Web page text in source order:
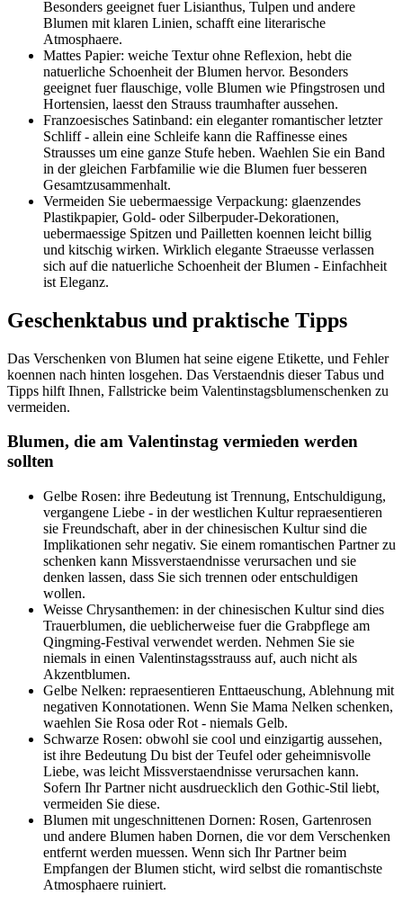
Besonders geeignet fuer Lisianthus, Tulpen und andere
Blumen mit klaren Linien, schafft eine literarische
Atmosphaere.
Mattes Papier: weiche Textur ohne Reflexion, hebt die
natuerliche Schoenheit der Blumen hervor. Besonders
geeignet fuer flauschige, volle Blumen wie Pfingstrosen und
Hortensien, laesst den Strauss traumhafter aussehen.
Franzoesisches Satinband: ein eleganter romantischer letzter
Schliff - allein eine Schleife kann die Raffinesse eines
Strausses um eine ganze Stufe heben. Waehlen Sie ein Band
in der gleichen Farbfamilie wie die Blumen fuer besseren
Gesamtzusammenhalt.
Vermeiden Sie uebermaessige Verpackung: glaenzendes
Plastikpapier, Gold- oder Silberpuder-Dekorationen,
uebermaessige Spitzen und Pailletten koennen leicht billig
und kitschig wirken. Wirklich elegante Straeusse verlassen
sich auf die natuerliche Schoenheit der Blumen - Einfachheit
ist Eleganz.
Geschenktabus und praktische Tipps
Das Verschenken von Blumen hat seine eigene Etikette, und Fehler
koennen nach hinten losgehen. Das Verstaendnis dieser Tabus und
Tipps hilft Ihnen, Fallstricke beim Valentinstagsblumenschenken zu
vermeiden.
Blumen, die am Valentinstag vermieden werden
sollten
Gelbe Rosen: ihre Bedeutung ist Trennung, Entschuldigung,
vergangene Liebe - in der westlichen Kultur repraesentieren
sie Freundschaft, aber in der chinesischen Kultur sind die
Implikationen sehr negativ. Sie einem romantischen Partner zu
schenken kann Missverstaendnisse verursachen und sie
denken lassen, dass Sie sich trennen oder entschuldigen
wollen.
Weisse Chrysanthemen: in der chinesischen Kultur sind dies
Trauerblumen, die ueblicherweise fuer die Grabpflege am
Qingming-Festival verwendet werden. Nehmen Sie sie
niemals in einen Valentinstagsstrauss auf, auch nicht als
Akzentblumen.
Gelbe Nelken: repraesentieren Enttaeuschung, Ablehnung mit
negativen Konnotationen. Wenn Sie Mama Nelken schenken,
waehlen Sie Rosa oder Rot - niemals Gelb.
Schwarze Rosen: obwohl sie cool und einzigartig aussehen,
ist ihre Bedeutung Du bist der Teufel oder geheimnisvolle
Liebe, was leicht Missverstaendnisse verursachen kann.
Sofern Ihr Partner nicht ausdruecklich den Gothic-Stil liebt,
vermeiden Sie diese.
Blumen mit ungeschnittenen Dornen: Rosen, Gartenrosen
und andere Blumen haben Dornen, die vor dem Verschenken
entfernt werden muessen. Wenn sich Ihr Partner beim
Empfangen der Blumen sticht, wird selbst die romantischste
Atmosphaere ruiniert.